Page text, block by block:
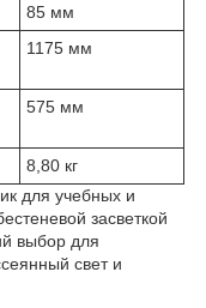
85 мм
1175 мм
575 мм
8,80 кг
для учебных и
засветкой
выбор для
свет и